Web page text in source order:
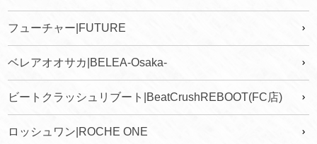
フューチャー|FUTURE
ベレアオオサカ|BELEA-Osaka-
ビートクラッシュリブート|BeatCrushREBOOT(FC店)
ロッシュワン|ROCHE ONE